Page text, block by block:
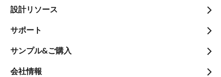
設計リソース
サポート
サンプル&ご購入
会社情報
を実現する昇降圧/昇圧ス
イッチング・レギュレータ
「ISL911xx」ファミリを発
表